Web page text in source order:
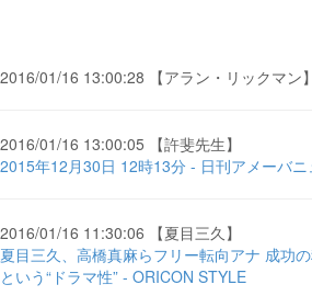
2016/01/16 13:00:28 【アラン・リックマン】
2016/01/16 13:00:05 【許斐先生】
2015年12月30日 12時13分 - 日刊アメーバニ
2016/01/16 11:30:06 【夏目三久】
夏目三久、高橋真麻らフリー転向アナ 成功
という“ドラマ性” - ORICON STYLE